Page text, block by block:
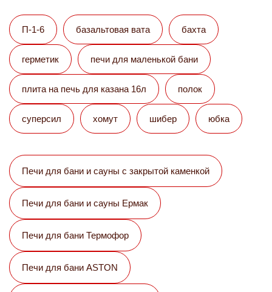
П-1-6 базальтовая вата бахта
герметик печи для маленькой бани
плита на печь для казана 16л полок
суперсил хомут шибер юбка
Печи для бани и сауны с закрытой каменкой
Печи для бани и сауны Eрмак
Печи для бани Термофор
Печи для бани ASTON